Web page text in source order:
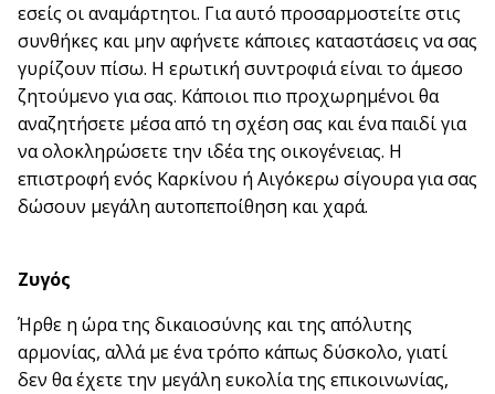
εσείς οι αναμάρτητοι. Για αυτό προσαρμοστείτε στις
συνθήκες και μην αφήνετε κάποιες καταστάσεις να σας
γυρίζουν πίσω. Η ερωτική συντροφιά είναι το άμεσο
ζητούμενο για σας. Κάποιοι πιο προχωρημένοι θα
αναζητήσετε μέσα από τη σχέση σας και ένα παιδί για
να ολοκληρώσετε την ιδέα της οικογένειας. Η
επιστροφή ενός Καρκίνου ή Αιγόκερω σίγουρα για σας
δώσουν μεγάλη αυτοπεποίθηση και χαρά.
Ζυγός
Ήρθε η ώρα της δικαιοσύνης και της απόλυτης
αρμονίας, αλλά με ένα τρόπο κάπως δύσκολο, γιατί
δεν θα έχετε την μεγάλη ευκολία της επικοινωνίας,